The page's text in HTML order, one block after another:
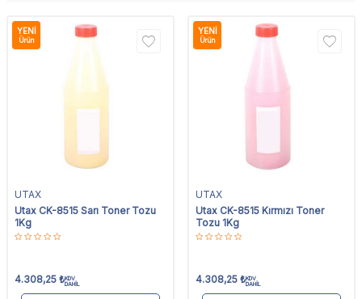
YENI
Ürün
UTAX
Utax CK-8515 Sarı Toner Tozu
1Kg
4.308,25 ₺KDV
DAHİL
YENI
Ürün
UTAX
Utax CK-8515 Kırmızı Toner
Tozu 1Kg
4.308,25 ₺KDV
DAHİL